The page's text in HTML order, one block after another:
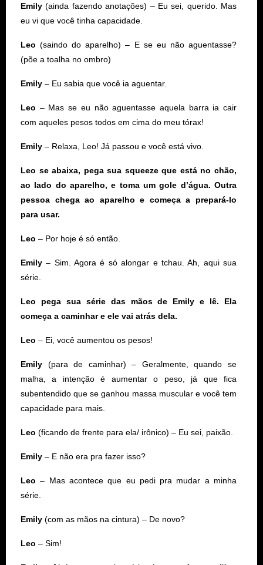
Emily (ainda fazendo anotações) – Eu sei, querido. Mas
eu vi que você tinha capacidade.
Leo (saindo do aparelho) – E se eu não aguentasse?
(põe a toalha no ombro)
Emily – Eu sabia que você ia aguentar.
Leo – Mas se eu não aguentasse aquela barra ia cair
com aqueles pesos todos em cima do meu tórax!
Emily – Relaxa, Leo! Já passou e você está vivo.
Leo se abaixa, pega sua squeeze que está no chão,
ao lado do aparelho, e toma um gole d’água. Outra
pessoa chega ao aparelho e começa a prepará-lo
para usar.
Leo – Por hoje é só então.
Emily – Sim. Agora é só alongar e tchau. Ah, aqui sua
série.
Leo pega sua série das mãos de Emily e lê. Ela
começa a caminhar e ele vai atrás dela.
Leo – Ei, você aumentou os pesos!
Emily (para de caminhar) – Geralmente, quando se
malha, a intenção é aumentar o peso, já que fica
subentendido que se ganhou massa muscular e você tem
capacidade para mais.
Leo (ficando de frente para ela/ irônico) – Eu sei, paixão.
Emily – E não era pra fazer isso?
Leo– Mas acontece que eu pedi pra mudar a minha
série.
Emily (com as mãos na cintura) – De novo?
Leo – Sim!